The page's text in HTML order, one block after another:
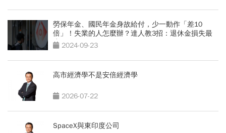
勞保年金、國民年金身故給付，少一動作「差10
倍」！失業的人怎麼辦？達人教3招：退休金損失最
小 2024-09-23
高市經濟學不是安倍經濟學
2026-07-22
SpaceX與東印度公司